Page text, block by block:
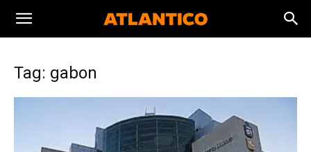
Tag: gabon